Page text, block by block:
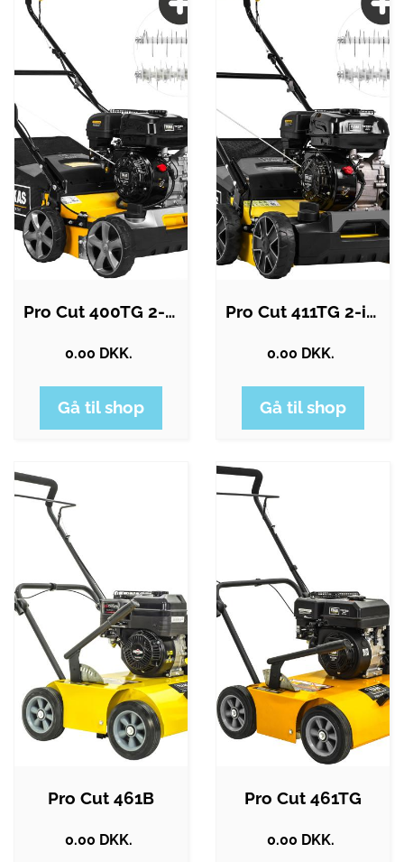
Pro Cut 400TG 2-i-1 plænelufter
0.00 DKK.
Gå til shop
Pro Cut 411TG 2-i-1 plænelufter
0.00 DKK.
Gå til shop
Pro Cut 461B
0.00 DKK.
Pro Cut 461TG
0.00 DKK.